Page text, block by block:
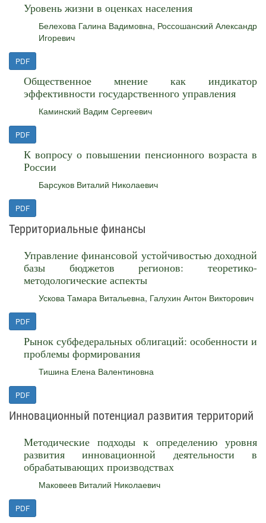
Уровень жизни в оценках населения
Белехова Галина Вадимовна, Россошанский Александр
Игоревич
PDF
Общественное мнение как индикатор
эффективности государственного управления
Каминский Вадим Сергеевич
PDF
К вопросу о повышении пенсионного возраста в
России
Барсуков Виталий Николаевич
PDF
Территориальные финансы
Управление финансовой устойчивостью доходной
базы бюджетов регионов: теоретико-
методологические аспекты
Ускова Тамара Витальевна, Галухин Антон Викторович
PDF
Рынок субфедеральных облигаций: особенности и
проблемы формирования
Тишина Елена Валентиновна
PDF
Инновационный потенциал развития территорий
Методические подходы к определению уровня
развития инновационной деятельности в
обрабатывающих производствах
Маковеев Виталий Николаевич
PDF